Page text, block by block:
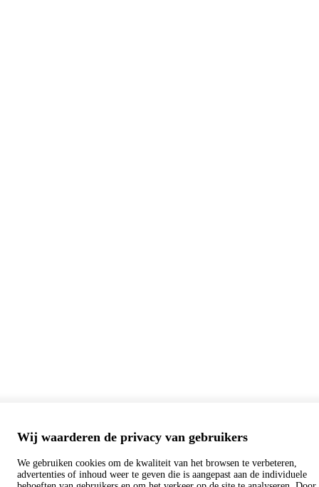
Wij waarderen de privacy van gebruikers
We gebruiken cookies om de kwaliteit van het browsen te verbeteren,
advertenties of inhoud weer te geven die is aangepast aan de individuele